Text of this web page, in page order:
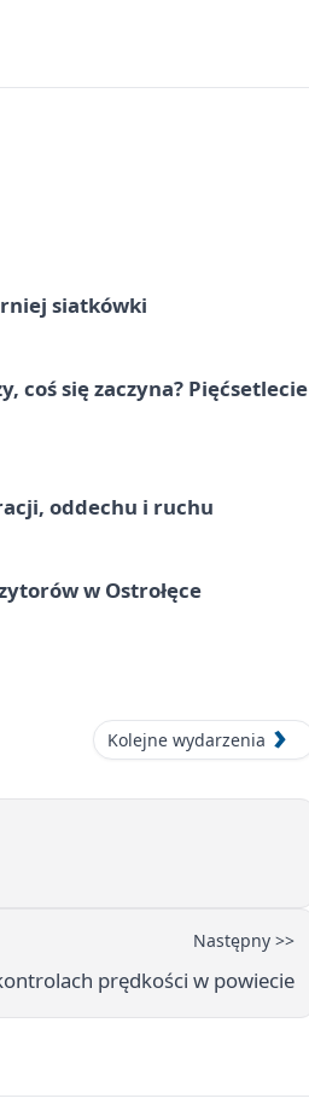
siatkówki
coś się zaczyna? Pięćsetlecie
oddechu i ruchu
w Ostrołęce
Kolejne wydarzenia
Następny >>
prędkości w powiecie